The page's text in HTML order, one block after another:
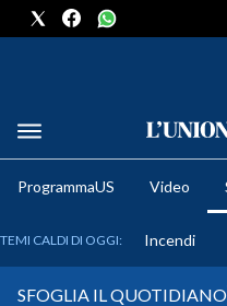
METEO
ProgrammaUS Video
TEMI CALDI DI OGGI: Incendi
SFOGLIA IL QUOTIDIANO